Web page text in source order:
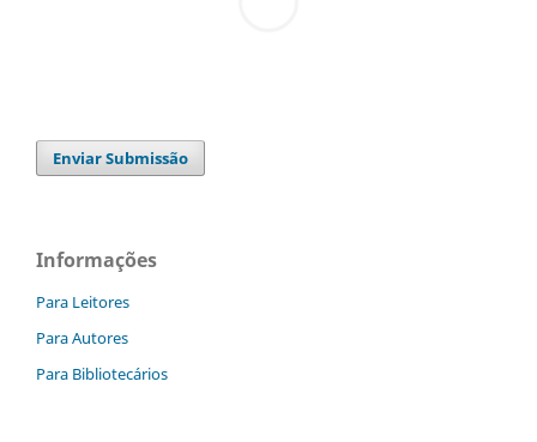
Enviar Submissão
Informações
Para Leitores
Para Autores
Para Bibliotecários